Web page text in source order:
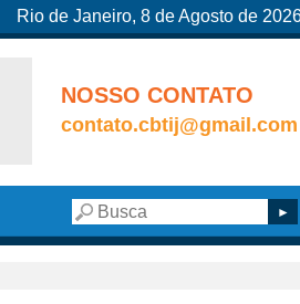
Rio de Janeiro, 8 de Agosto de
NOSSO CONTATO
contato.cbtij@gmail.com